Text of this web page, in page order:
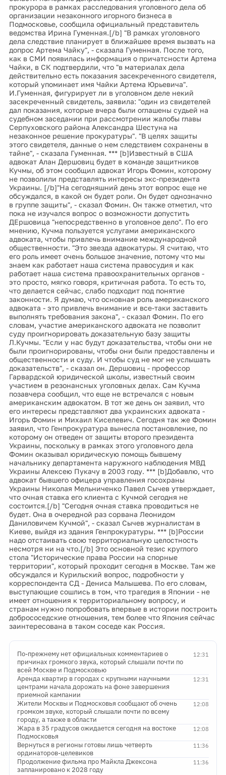
прокурора в рамках расследования уголовного дела об
организации незаконного игорного бизнеса в
Подмосковье, сообщила официальный представитель
ведомства Ирина Гуменная.[/b] "В рамках уголовного
дела следствие планирует в ближайшее время вызвать на
допрос Артема Чайку", - сказала Гуменная. После того,
как в СМИ появилась информация о причатсности Артема
Чайки, в СК подтвердили, что "в материалах дела
действительно есть показания засекреченного свидетеля,
который упоминает имя Чайки Артема Юрьевича".
И.Гуменная, фигурирует ли в уголовном деле некий
засекреченный свидетель, заявила: "один из свидетелей
дал показания, которые вчера были оглашены судьей на
судебном заседании при рассмотрении жалобы главы
Серпуховского района Александра Шестуна на
незаконное решение прокуратуры". "В целях защиты
этого свидетеля, данные о нем следствием сохранены в
тайне", - сказала Гуменная. *** [b]Известный в США
адвокат Алан Дершовиц будет в команде защитников
Кучмы, об этом сообщил адвокат Игорь Фомин, которому
не позволили представлять интересы экс-президента
Украины. [/b]"На сегодняшний день этот вопрос еще не
обсуждался, в какой он будет роли. Он будет однозначно
в группе защиты", - сказал Фомин. Он также отметил, что
пока не изучался вопрос о возможности допустить
ДЕршовица "непосредственно в уголовное дело". По его
мнению, Кучма пользуется услугами американского
адвоката, чтобы привлечь внимание международной
общественности. "Это звезда адвокатуры. Я считаю, что
его роль имеет очень большое значение, потому что мы
знаем как работает наша система правосудия и как
работает наша система правоохранительных органов -
это просто, мягко говоря, критичная работа. То есть то,
что делается сейчас, слабо подходит под понятие
законности. Я думаю, что основная роль американского
адвоката - это привлечь внимание и все-таки заставить
выполнять требования закона", - сказал Фомин. По его
словам, участие американского адвоката не позволит
суду проигнорировать доказательную базу защиты
Л.Кучмы. "Если у нас будут доказательства, чтобы они не
были проигнорированы, чтобы они были предоставлены и
общественности и суду. И чтобы суд не мог не услышать
доказательств", - сказал он. Дершовиц - профессор
Гарвардской юридической школы, известный своим
участием в резонансных уголовных делах. Сам Кучма
позавчера сообщил, что еще не встречался с новым
американским адвокатом. В тот же день он заявил, что
его интересы представляют два украинских адвоката -
Игорь Фомин и Михаил Киселевич. Сегодня так же Фомин
заявил, что Генпрокуратура вынесла постановление, по
которому он отведен от защиты второго президента
Украины, поскольку в рамках этого уголовного дела
Фомин оказывал юридическую помощь бывшему
начальнику департамента наружного наблюдения МВД
Украины Алексею Пукачу в 2003 году. *** [b]Добавлю, что
адвокат бывшего офицера управления госохраны
Украины Николая Мельниченко Павел Сычев утверждает,
что очная ставка его клиента с Кучмой сегодня не
состоится.[/b] "Сегодня очная ставка проводиться не
будет. Она в очередной раз сорвана Леонидом
Даниловичем Кучмой", - сказал Сычев журналистам в
Киеве, выйдя из здания Генпрокуратуры. *** [b]России
надо отстаивать свою территориальную целостность
несмотря ни на что.[/b] Это основной тезис круглого
стола "Исторические права России на спорные
территории", который проходит сегодня в Москве. Там же
обсуждался и Курильский вопрос, подробности у
корреспондента СД - Дениса Малышева. По его словам,
выступающие сошлись в том, что трагедия в Японии - не
имеет отношения к территориальному вопросу, и
странам нужно попробовать впервые в истории построить
добрососедские отношения, тем более что Япония сейчас
заинтересована в таком соседе как Россия.
12:31
По-прежнему нет официальных комментариев о
причинах громкого звука, который слышали почти по
всей Москве и Подмосковью
12:31
Аренда квартир в городах с крупными научными
центрами начала дорожать на фоне завершения
приемной кампании
12:08
Жители Москвы и Подмосковья сообщают об очень
громком звуке, который слышали почти по всему
городу, а также в области
12:08
Жара в 35 градусов ожидается сегодня на востоке
Подмосковья
11:36
Вернуться в регионы готовы лишь четверть
ординаторов-целевиков
11:36
Продолжение фильма про Майкла Джексона
запланировано к 2028 году